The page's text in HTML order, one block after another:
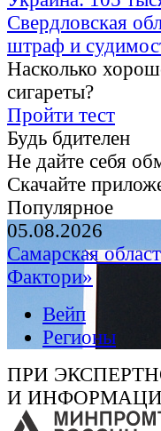
Свердловская
штраф и
Насколько
сигареты?
Пройти тест
Будь бдителен
Не дайте себя
Скачайте
Популярное
05.08.2026
Самарская
Фактори»
Вейп
Регионы
ПРИ
И